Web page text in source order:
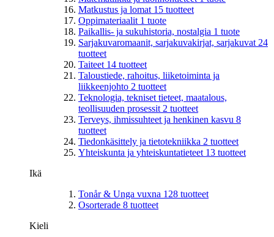
Matkustus ja lomat 15 tuotteet
Oppimateriaalit 1 tuote
Paikallis- ja sukuhistoria, nostalgia 1 tuote
Sarjakuvaromaanit, sarjakuvakirjat, sarjakuvat 24
tuotteet
Taiteet 14 tuotteet
Taloustiede, rahoitus, liiketoiminta ja
liikkeenjohto 2 tuotteet
Teknologia, tekniset tieteet, maatalous,
teollisuuden prosessit 2 tuotteet
Terveys, ihmissuhteet ja henkinen kasvu 8
tuotteet
Tiedonkäsittely ja tietotekniikka 2 tuotteet
Yhteiskunta ja yhteiskuntatieteet 13 tuotteet
Ikä
Tonår & Unga vuxna 128 tuotteet
Osorterade 8 tuotteet
Kieli